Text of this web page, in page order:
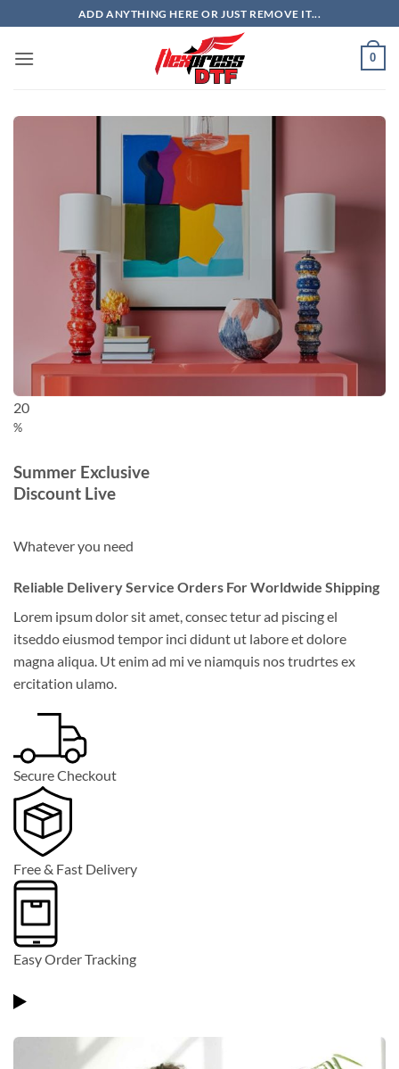
to
content
ADD ANYTHING HERE OR JUST REMOVE IT...
0
20
%
Summer Exclusive
Discount Live
Whatever you need
Reliable Delivery Service Orders For Worldwide Shipping
Lorem ipsum dolor sit amet, consec tetur ad piscing el
itseddo eiusmod tempor inci didunt ut labore et dolore
magna aliqua. Ut enim ad mi ve niamquis nos trudrtes ex
ercitation ulamo.
Secure Checkout
Free & Fast Delivery
Easy Order Tracking